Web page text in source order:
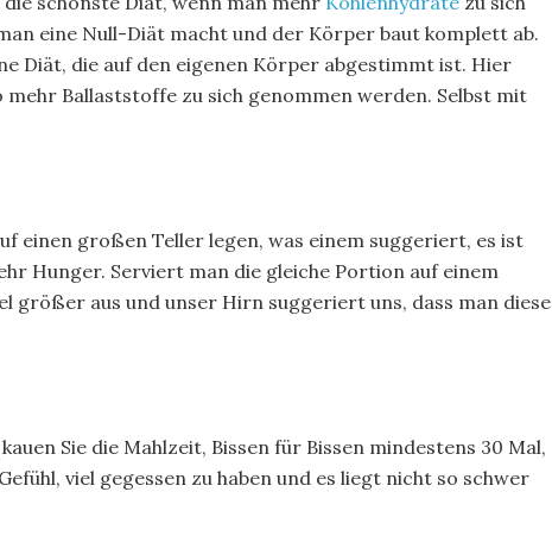
eine Null-Diät macht und der Körper baut komplett ab.
Diät, die auf den eigenen Körper abgestimmt ist. Hier
Ballaststoffe zu sich genommen werden. Selbst mit
einen großen Teller legen, was einem suggeriert, es ist
Hunger. Serviert man die gleiche Portion auf einem
größer aus und unser Hirn suggeriert uns, dass man diese
Sie die Mahlzeit, Bissen für Bissen mindestens 30 Mal,
viel gegessen zu haben und es liegt nicht so schwer